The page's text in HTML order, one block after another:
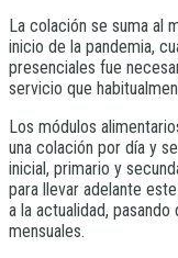
La colación se suma al
inicio de la pandemia,
presenciales fue
servicio que
Los módulos
una colación por día y
inicial, primario y
para llevar adelante
a la actualidad,
mensuales.